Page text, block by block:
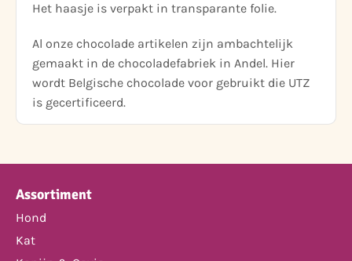
Het haasje is verpakt in transparante folie.
Al onze chocolade artikelen zijn ambachtelijk
gemaakt in de chocoladefabriek in Andel. Hier
wordt Belgische chocolade voor gebruikt die UTZ
is gecertificeerd.
Assortiment
Hond
Kat